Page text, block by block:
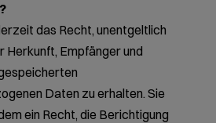
das Recht, unentgeltlich
Herkunft, Empfänger und
Daten zu erhalten. Sie
ein Recht, die Berichtigung